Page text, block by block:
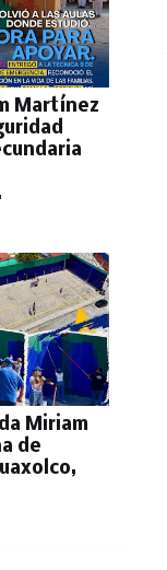
Martínez
Miriam
de